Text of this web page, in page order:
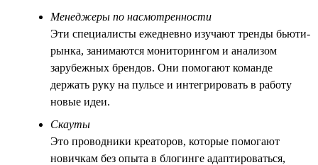
Менеджеры по насмотренности
Эти специалисты ежедневно изучают тренды бьюти-
рынка, занимаются мониторингом и анализом
зарубежных брендов. Они помогают команде
держать руку на пульсе и интегрировать в работу
новые идеи.
Скауты
Это проводники креаторов, которые помогают
новичкам без опыта в блогинге адаптироваться,